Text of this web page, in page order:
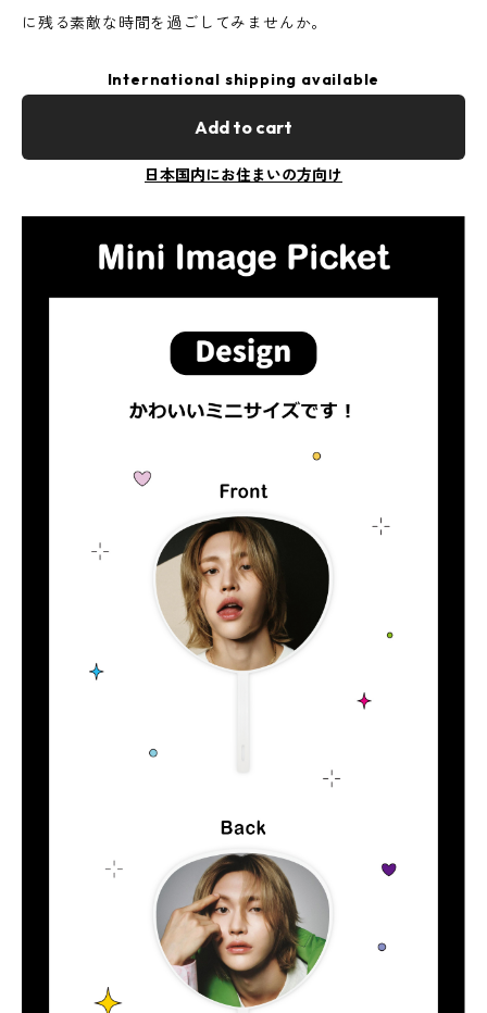
に残る素敵な時間を過ごしてみませんか。
International shipping available
Add to cart
日本国内にお住まいの方向け